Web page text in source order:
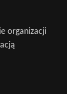
organizacji